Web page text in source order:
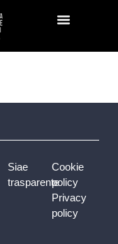
Siae
trasparente
Cookie
policy
Privacy
policy